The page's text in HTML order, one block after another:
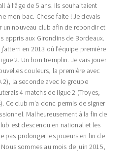
à l’âge de 5 ans. Ils souhaitaient
mon bac. Chose faite ! Je devais
un nouveau club afin de rebondir et
appris aux Girondins de Bordeaux.
en 2013 où l’équipe première
2. Un bon tremplin. Je vais jouer
couleurs, la première avec
2), la seconde avec le groupe
4 matchs de ligue 2 (Troyes,
Ce club m’a donc permis de signer
Malheureusement à la fin de
est descendu en national et les
pas prolonger les joueurs en fin de
sommes au mois de juin 2015,